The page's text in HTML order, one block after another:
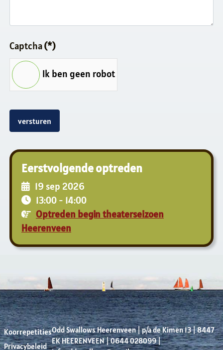
Captcha(*)
Ik ben geen robot
versturen
Eerstvolgende optreden
19 sep 2026
13:00 - 14:00
Optreden begin theaterseizoen
Heerenveen
Koorrepetities
Privacybeleid
Odd Swallows Heerenveen | p/a de Kimen 13 | 8447
EK HEERENVEEN | 0644 028099 |